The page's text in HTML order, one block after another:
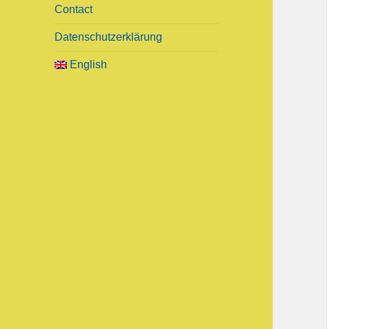
r
Contact
Datenschutzerklärung
English